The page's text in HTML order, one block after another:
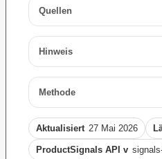
Quellen
Hinweis
Methode
Aktualisiert 27 Mai 2026
ProductSignals API v